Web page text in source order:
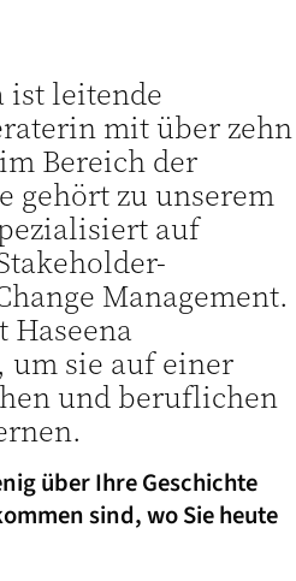
ist leitende
mit über zehn
Bereich der
gehört zu unserem
auf
Management.
um sie auf einer
und beruflichen
über Ihre Geschichte
sind, wo Sie heute